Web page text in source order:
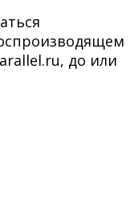
до или